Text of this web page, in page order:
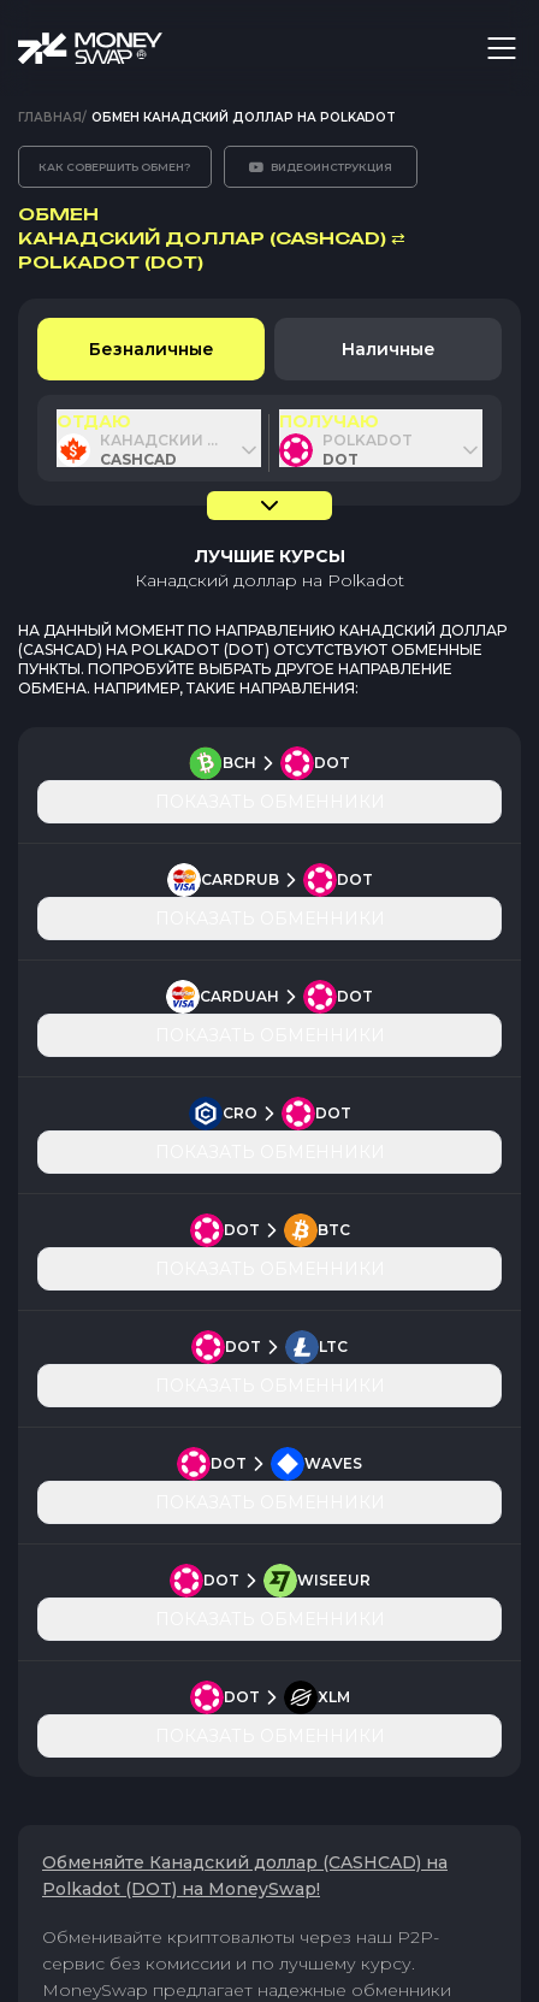
ГЛАВНАЯ/ ОБМЕН КАНАДСКИЙ ДОЛЛАР НА POLKADOT
КАК СОВЕРШИТЬ ОБМЕН? ВИДЕОИНСТРУКЦИЯ
ОБМЕН
КАНАДСКИЙ ДОЛЛАР (CASHCAD) ⇄
POLKADOT (DOT)
Безналичные Наличные
ОТДАЮ
КАНАДСКИЙ ДОЛЛАР
CASHCAD
ПОЛУЧАЮ
POLKADOT
DOT
ЛУЧШИЕ КУРСЫ
Канадский доллар на Polkadot
НА ДАННЫЙ МОМЕНТ ПО НАПРАВЛЕНИЮ КАНАДСКИЙ ДОЛЛАР
(CASHCAD) НА POLKADOT (DOT) ОТСУТСТВУЮТ ОБМЕННЫЕ
ПУНКТЫ. ПОПРОБУЙТЕ ВЫБРАТЬ ДРУГОЕ НАПРАВЛЕНИЕ
ОБМЕНА. НАПРИМЕР, ТАКИЕ НАПРАВЛЕНИЯ:
BCH DOT
CARDRUB DOT
CARDUAH DOT
CRO DOT
DOT BTC
DOT LTC
DOT WAVES
DOT WISEEUR
DOT XLM
Обменяйте Канадский доллар (CASHCAD) на
Polkadot (DOT) на MoneySwap!
Обменивайте криптовалюты через наш P2P-
сервис без комиссии и по лучшему курсу.
MoneySwap предлагает надежные обменники